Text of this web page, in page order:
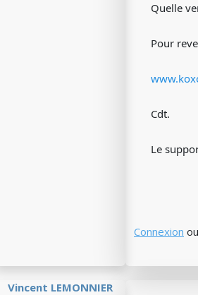
Quelle
Pour
Cdt.
Le
Connexion ou
Vincent LEMONNIER